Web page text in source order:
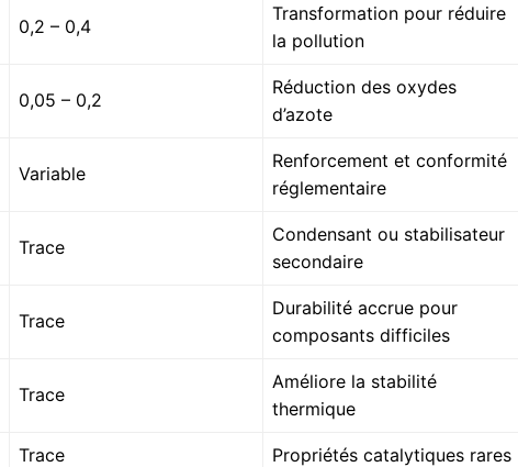
0,2 – 0,4
Transformation pour réduire
la pollution
0,05 – 0,2
Réduction des oxydes
d’azote
Variable
Renforcement et conformité
réglementaire
Trace
Condensant ou stabilisateur
secondaire
Trace
Durabilité accrue pour
composants difficiles
Trace
Améliore la stabilité
thermique
Trace Propriétés catalytiques rares